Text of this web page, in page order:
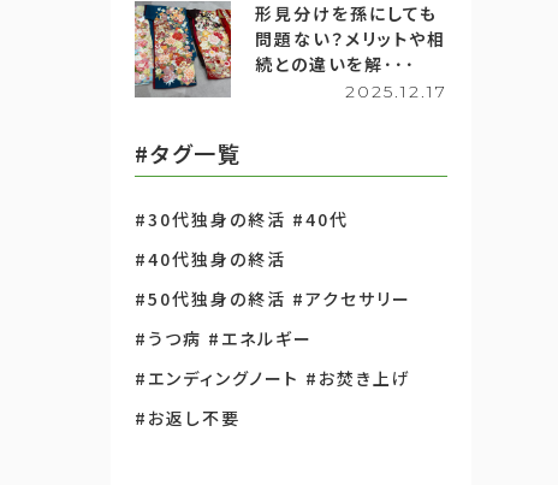
形見分けを孫にしても
問題ない？メリットや相
続との違いを解･･･
2025.12.17
#タグ一覧
#30代独身の終活 #40代
#40代独身の終活
#50代独身の終活 #アクセサリー
#うつ病 #エネルギー
#エンディングノート #お焚き上げ
#お返し不要